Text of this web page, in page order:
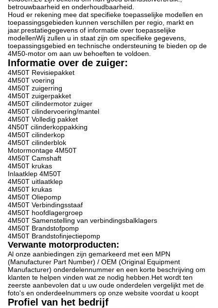
betrouwbaarheid en onderhoudbaarheid.
Houd er rekening mee dat specifieke toepasselijke modellen en
toepassingsgebieden kunnen verschillen per regio, markt en
jaar.prestatiegegevens of informatie over toepasselijke
modellenWij zullen u in staat zijn om specifieke gegevens,
toepassingsgebied en technische ondersteuning te bieden op de
4M50-motor om aan uw behoeften te voldoen.
Informatie over de zuiger:
4M50T Revisiepakket
4M50T voering
4M50T zuigerring
4M50T zuigerpakket
4M50T cilindermotor zuiger
4M50T cilindervoering/mantel
4M50T Volledig pakket
4N50T cilinderkoppakking
4M50T cilinderkop
4M50T cilinderblok
Motormontage 4M50T
4M50T Camshaft
4M50T krukas
Inlaatklep 4M50T
4M50T uitlaatklep
4M50T krukas
4M50T Oliepomp
4M50T Verbindingsstaaf
4M50T hoofdlagergroep
4M50T Samenstelling van verbindingsbalklagers
4M50T Brandstofpomp
4M50T Brandstofinjectiepomp
Verwante motorproducten:
Al onze aanbiedingen zijn gemarkeerd met een MPN
(Manufacturer Part Number) / OEM (Original Equipment
Manufacturer) onderdelennummer en een korte beschrijving om
klanten te helpen vinden wat ze nodig hebben.Het wordt ten
zeerste aanbevolen dat u uw oude onderdelen vergelijkt met de
foto's en onderdeelnummers op onze website voordat u koopt
Profiel van het bedrijf